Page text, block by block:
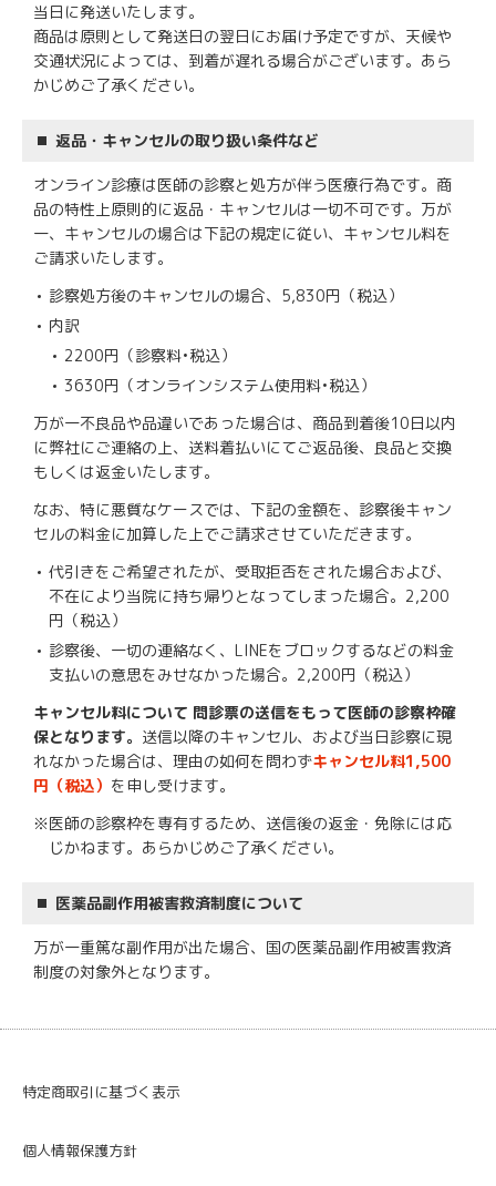
当日に発送いたします。
商品は原則として発送日の翌日にお届け予定ですが、天候や
交通状況によっては、到着が遅れる場合がございます。あら
かじめご了承ください。
返品・キャンセルの取り扱い条件など
オンライン診療は医師の診察と処方が伴う医療行為です。商
品の特性上原則的に返品・キャンセルは一切不可です。万が
一、キャンセルの場合は下記の規定に従い、キャンセル料を
ご請求いたします。
診察処方後のキャンセルの場合、5,830円（税込）
内訳
2200円（診察料•税込）
3630円（オンラインシステム使用料•税込）
万が一不良品や品違いであった場合は、商品到着後10日以内
に弊社にご連絡の上、送料着払いにてご返品後、良品と交換
もしくは返金いたします。
なお、特に悪質なケースでは、下記の金額を、診察後キャン
セルの料金に加算した上でご請求させていただきます。
代引きをご希望されたが、受取拒否をされた場合および、
不在により当院に持ち帰りとなってしまった場合。2,200
円（税込）
診察後、一切の連絡なく、LINEをブロックするなどの料金
支払いの意思をみせなかった場合。2,200円（税込）
キャンセル料について 問診票の送信をもって医師の診察枠確
保となります。 送信以降のキャンセル、および当日診察に現
れなかった場合は、理由の如何を問わずキャンセル料1,500
円（税込） を申し受けます。
※医師の診察枠を専有するため、送信後の返金・免除には応
じかねます。あらかじめご了承ください。
医薬品副作用被害救済制度について
万が一重篤な副作用が出た場合、国の医薬品副作用被害救済
制度の対象外となります。
特定商取引に基づく表示
個人情報保護方針